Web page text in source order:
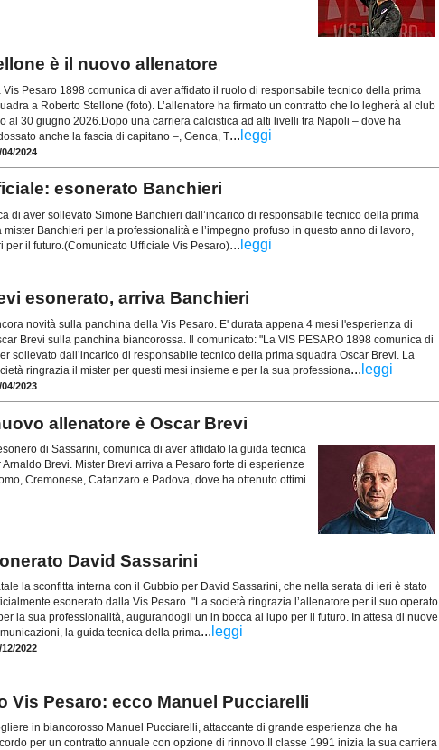
è il nuovo allenatore
Vis Pesaro 1898 comunica di aver affidato il ruolo di responsabile tecnico della prima
a Roberto Stellone (foto). L’allenatore ha firmato un contratto che lo legherà al club
al 30 giugno 2026.Dopo una carriera calcistica ad alti livelli tra Napoli – dove ha
anche la fascia di capitano –, Genoa, T... leggi
04/2024
esonerato Banchieri
di aver sollevato Simone Banchieri dall’incarico di responsabile tecnico della prima
Banchieri per la professionalità e l’impegno profuso in questo anno di lavoro,
per il futuro.(Comunicato Ufficiale Vis Pesaro)... leggi
esonerato, arriva Banchieri
novità sulla panchina della Vis Pesaro. E' durata appena 4 mesi l'esperienza di
Brevi sulla panchina biancorossa. Il comunicato: "La VIS PESARO 1898 comunica di
sollevato dall’incarico di responsabile tecnico della prima squadra Oscar Brevi. La
ringrazia il mister per questi mesi insieme e per la sua professiona... leggi
04/2023
allenatore è Oscar Brevi
di Sassarini, comunica di aver affidato la guida tecnica
Brevi. Mister Brevi arriva a Pesaro forte di esperienze
Cremonese, Catanzaro e Padova, dove ha ottenuto ottimi
David Sassarini
la sconfitta interna con il Gubbio per David Sassarini, che nella serata di ieri è stato
esonerato dalla Vis Pesaro. "La società ringrazia l’allenatore per il suo operato
la sua professionalità, augurandogli un in bocca al lupo per il futuro. In attesa di nuove
la guida tecnica della prima... leggi
12/2022
Vis Pesaro: ecco Manuel Pucciarelli
in biancorosso Manuel Pucciarelli, attaccante di grande esperienza che ha
per un contratto annuale con opzione di rinnovo.Il classe 1991 inizia la sua carriera